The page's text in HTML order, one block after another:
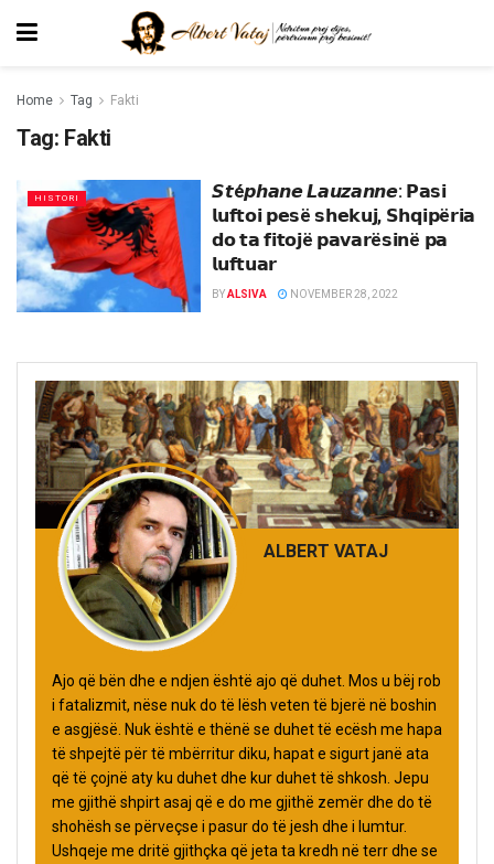
Home Tag Fakti
Tag: Fakti
HISTORI
𝙎𝙩é𝙥𝙝𝙖𝙣𝙚 𝙇𝙖𝙪𝙯𝙖𝙣𝙣𝙚: 𝗣𝗮𝘀𝗶
𝗹𝘂𝗳𝘁𝗼𝗶 𝗽𝗲𝘀ë 𝘀𝗵𝗲𝗸𝘂𝗷, 𝗦𝗵𝗾𝗶𝗽ë𝗿𝗶𝗮
𝗱𝗼 𝘁𝗮 𝗳𝗶𝘁𝗼𝗷ë 𝗽𝗮𝘃𝗮𝗿ë𝘀𝗶𝗻ë 𝗽𝗮
𝗹𝘂𝗳𝘁𝘂𝗮𝗿
BYALSIVA NOVEMBER 28, 2022
ALBERT VATAJ
Ajo që bën dhe e ndjen është ajo që duhet. Mos u bëj rob
i fatalizmit, nëse nuk do të lësh veten të bjerë në boshin
e asgjësë. Nuk është e thënë se duhet të ecësh me hapa
të shpejtë për të mbërritur diku, hapat e sigurt janë ata
që të çojnë aty ku duhet dhe kur duhet të shkosh. Jepu
me gjithë shpirt asaj që e do me gjithë zemër dhe do të
shohësh se përveçse i pasur do të jesh dhe i lumtur.
Ushqeje me dritë gjithçka që jeta ta kredh në terr dhe se